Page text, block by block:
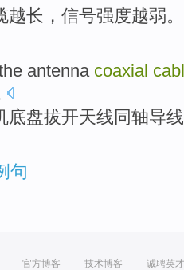
越长 ， 信号强度越弱。
antenna coaxial
底盘拔开天线同轴导线
句
官方博客 技术博客 诚聘英才